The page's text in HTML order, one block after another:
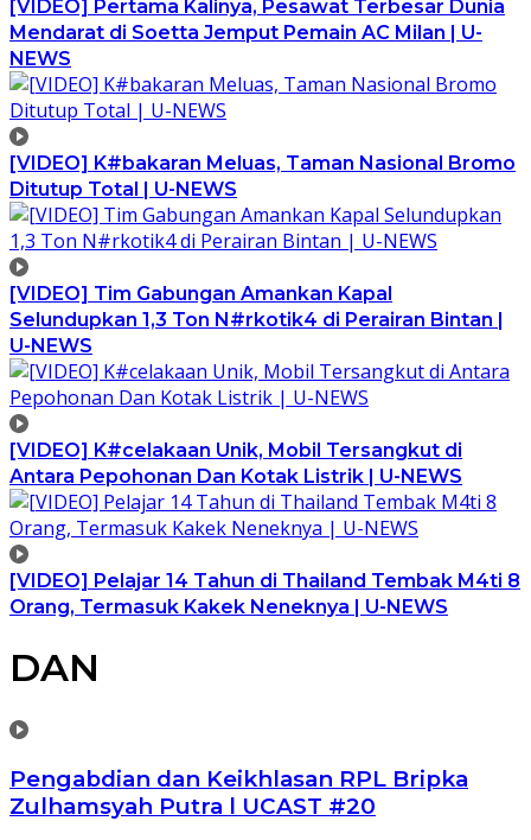
[VIDEO] Pertama Kalinya, Pesawat Terbesar Dunia
Mendarat di Soetta Jemput Pemain AC Milan | U-
NEWS
[VIDEO] K#bakaran Meluas, Taman Nasional Bromo
Ditutup Total | U-NEWS
[VIDEO] Tim Gabungan Amankan Kapal
Selundupkan 1,3 Ton N#rkotik4 di Perairan Bintan |
U-NEWS
[VIDEO] K#celakaan Unik, Mobil Tersangkut di
Antara Pepohonan Dan Kotak Listrik | U-NEWS
[VIDEO] Pelajar 14 Tahun di Thailand Tembak M4ti 8
Orang, Termasuk Kakek Neneknya | U-NEWS
DAN
Pengabdian dan Keikhlasan RPL Bripka
Zulhamsyah Putra l UCAST #20